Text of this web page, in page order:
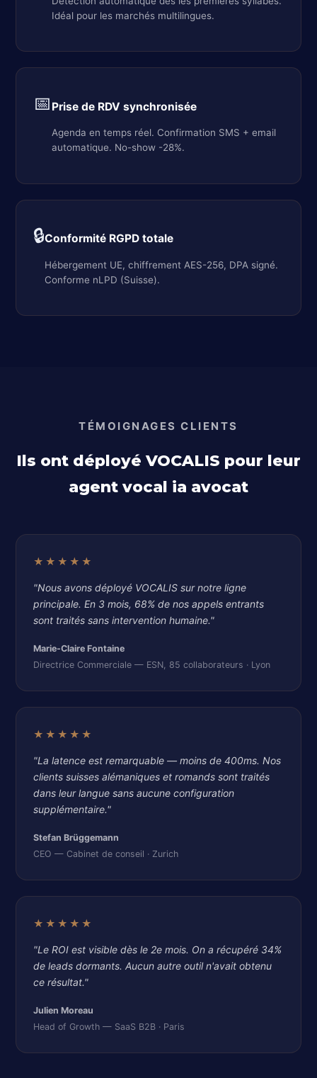
Idéal pour les marchés multilingues.
📅 Prise de RDV synchronisée
Agenda en temps réel. Confirmation SMS + email
automatique. No-show -28%.
🔒Conformité RGPD totale
Hébergement UE, chiffrement AES-256, DPA signé.
Conforme nLPD (Suisse).
TÉMOIGNAGES CLIENTS
Ils ont déployé VOCALIS pour leur
agent vocal ia avocat
★★★★★
"Nous avons déployé VOCALIS sur notre ligne
principale. En 3 mois, 68% de nos appels entrants
sont traités sans intervention humaine."
Marie-Claire Fontaine
Directrice Commerciale — ESN, 85 collaborateurs · Lyon
★★★★★
"La latence est remarquable — moins de 400ms. Nos
clients suisses alémaniques et romands sont traités
dans leur langue sans aucune configuration
supplémentaire."
Stefan Brüggemann
CEO — Cabinet de conseil · Zurich
★★★★★
"Le ROI est visible dès le 2e mois. On a récupéré 34%
de leads dormants. Aucun autre outil n'avait obtenu
ce résultat."
Julien Moreau
Head of Growth — SaaS B2B · Paris